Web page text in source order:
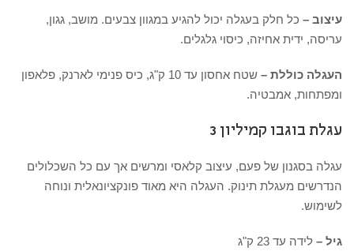
עיצוב – כל חלק בעגלה יכול להגיע במגוון צבעים. מושב, גגון,
עריסה, ידית אחיזה, כיסוי גלגלים.
העגלה כוללת –
שטח אחסון עד 10 ק"ג, כיס פנימי לארנק, פלאפון
ומפתחות, אמבטיה.
עגלת בוגבו קמיליון 3
עגלה בסגנון של פעם, עיצוב קלאסי ומרשים אך עם כל השכלולים
הנדרשים מעגלת תינוק. העגלה היא מאוד פונקציונאלית ונוחה
לשימוש.
גיל – לידה עד 23 ק"ג